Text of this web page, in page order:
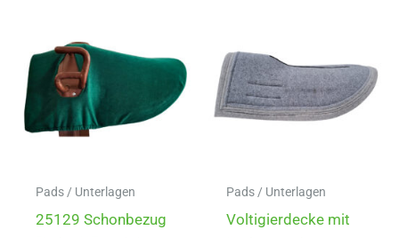
Pads / Unterlagen
25129 Schonbezug
Pads / Unterlagen
Voltigierdecke mit